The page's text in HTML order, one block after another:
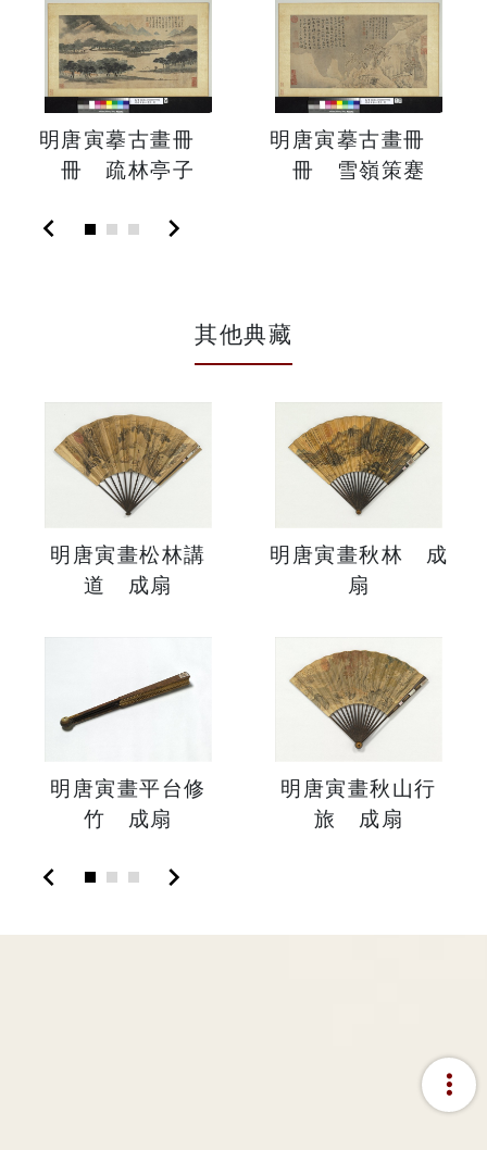
明唐寅摹古畫冊
冊 疏林亭子
明唐寅摹古畫冊
冊 雪嶺策蹇
chevron_left chevron_right
其他典藏
明唐寅畫松林講
道 成扇
明唐寅畫秋林 成
扇
明唐寅畫平台修
竹 成扇
明唐寅畫秋山行
旅 成扇
chevron_left chevron_right
more_vert